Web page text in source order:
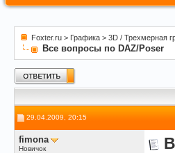
Foxter.ru > Графика > 3D / Трехмерная
Все вопросы по DAZ/Poser
29.04.2009, 20:15
fimona
Новичок